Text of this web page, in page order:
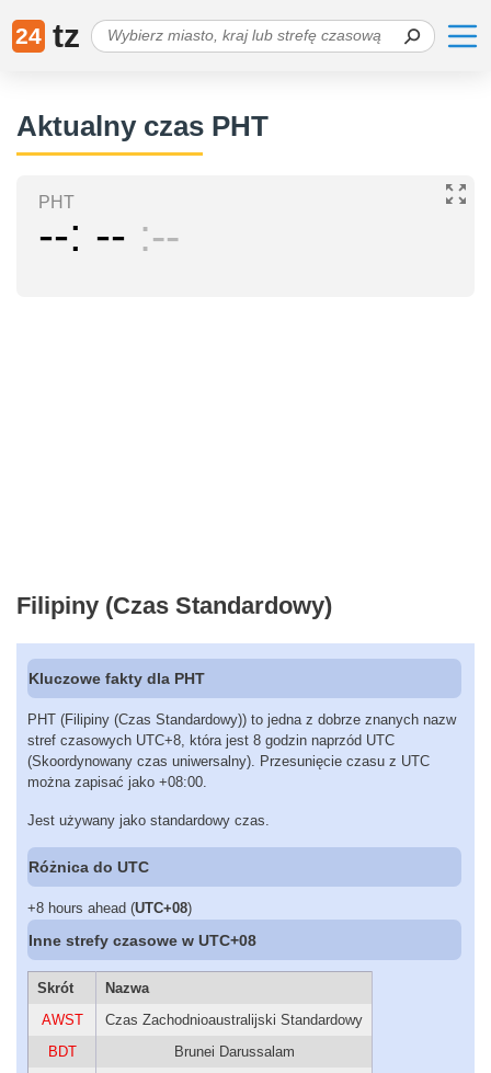
24 tz
Aktualny czas PHT
PHT
-- -- --
Filipiny (Czas Standardowy)
Kluczowe fakty dla PHT
PHT (Filipiny (Czas Standardowy)) to jedna z dobrze znanych nazw
stref czasowych UTC+8, która jest 8 godzin naprzód UTC
(Skoordynowany czas uniwersalny). Przesunięcie czasu z UTC
można zapisać jako +08:00.
Jest używany jako standardowy czas.
Różnica do UTC
+8 hours ahead (UTC+08)
Inne strefy czasowe w UTC+08
Skrót
Nazwa
AWST
Czas Zachodnioaustralijski Standardowy
BDT
Brunei Darussalam